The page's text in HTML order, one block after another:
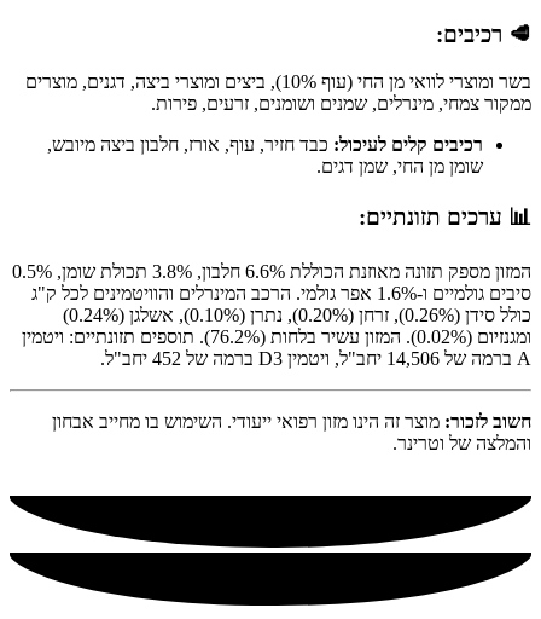
🥩 רכיבים:
בשר ומוצרי לוואי מן החי (עוף 10%), ביצים ומוצרי ביצה, דגנים, מוצרים
ממקור צמחי, מינרלים, שמנים ושומנים, זרעים, פירות.
רכיבים קלים לעיכול: כבד חזיר, עוף, אורז, חלבון ביצה מיובש,
שומן מן החי, שמן דגים.
📊 ערכים תזונתיים:
המזון מספק תזונה מאוזנת הכוללת 6.6% חלבון, 3.8% תכולת שומן, 0.5%
סיבים גולמיים ו-1.6% אפר גולמי. הרכב המינרלים והוויטמינים לכל ק"ג
כולל סידן (0.26%), זרחן (0.20%), נתרן (0.10%), אשלגן (0.24%)
ומגנזיום (0.02%). המזון עשיר בלחות (76.2%). תוספים תזונתיים: ויטמין
A ברמה של 14,506 יחב"ל, ויטמין D3 ברמה של 452 יחב"ל.
חשוב לזכור: מוצר זה הינו מזון רפואי ייעודי. השימוש בו מחייב אבחון
והמלצה של וטרינר.